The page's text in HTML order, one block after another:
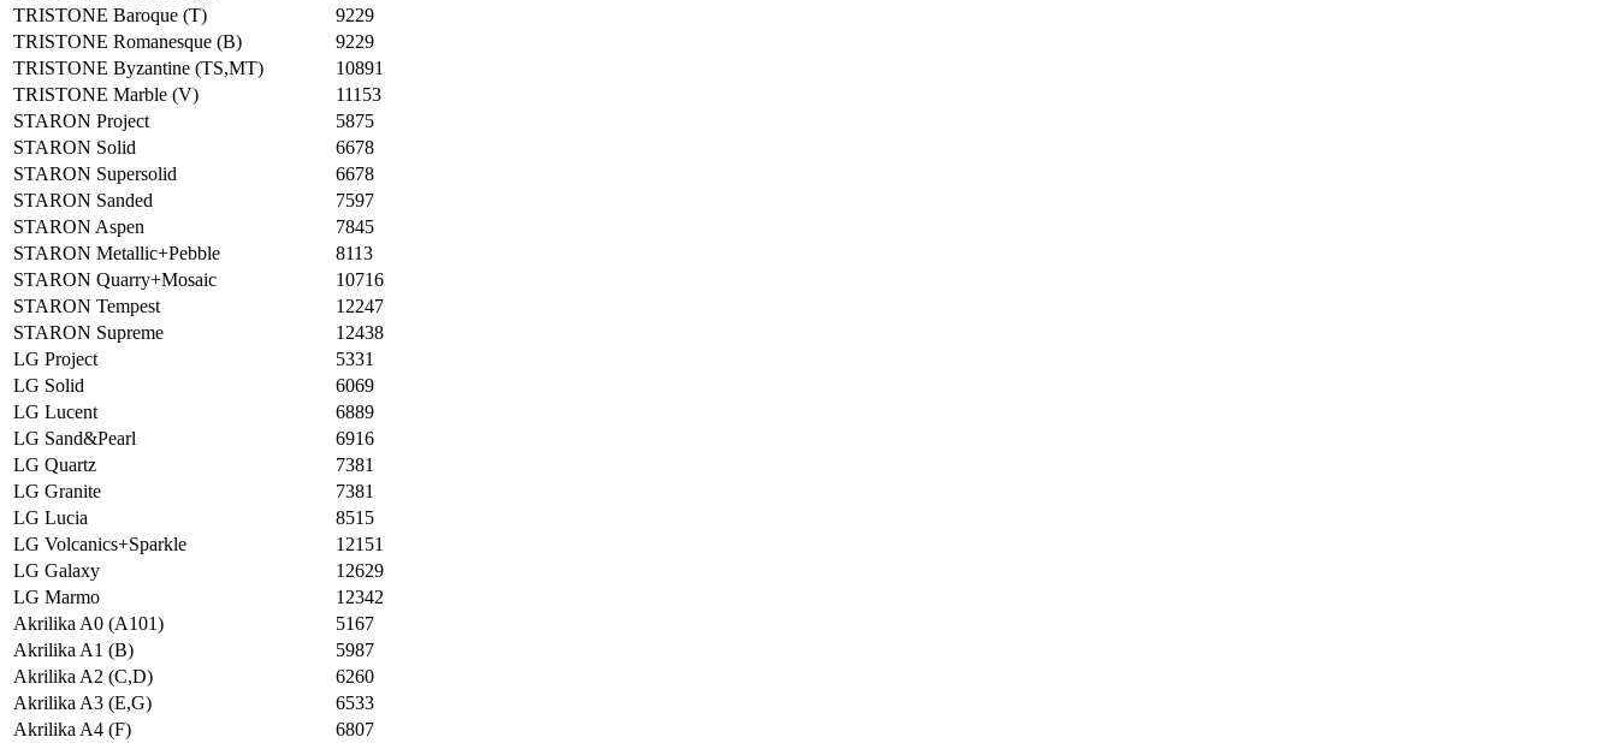
TRISTONE Baroque (T)
9229
TRISTONE Romanesque (B)
9229
TRISTONE Byzantine (TS,MT)
10891
TRISTONE Marble (V)
11153
STARON Project
5875
STARON Solid
6678
STARON Supersolid
6678
STARON Sanded
7597
STARON Aspen
7845
STARON Metallic+Pebble
8113
STARON Quarry+Mosaic
10716
STARON Tempest
12247
STARON Supreme
12438
LG Project
5331
LG Solid
6069
LG Lucent
6889
LG Sand&Pearl
6916
LG Quartz
7381
LG Granite
7381
LG Lucia
8515
LG Volcanics+Sparkle
12151
LG Galaxy
12629
LG Marmo
12342
Akrilika A0 (A101)
5167
Akrilika A1 (B)
5987
Akrilika A2 (C,D)
6260
Akrilika A3 (E,G)
6533
Akrilika A4 (F)
6807